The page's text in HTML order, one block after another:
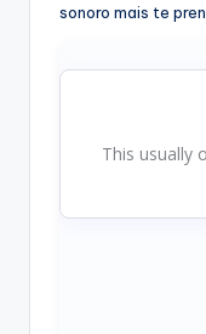
sonoro mais te